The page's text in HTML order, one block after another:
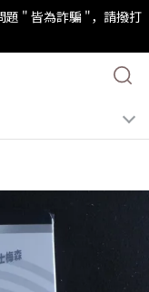
" 皆為詐騙 "，請撥打